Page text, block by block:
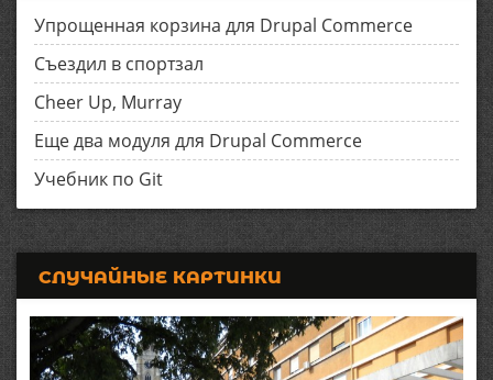
Упрощенная корзина для Drupal Commerce
Съездил в спортзал
Cheer Up, Murray
Еще два модуля для Drupal Commerce
Учебник по Git
СЛУЧАЙНЫЕ КАРТИНКИ